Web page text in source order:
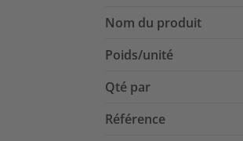
Nom du produit
Poids/unité
Qté par
Référence